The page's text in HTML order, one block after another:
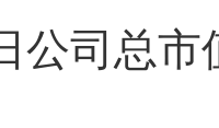
公司总